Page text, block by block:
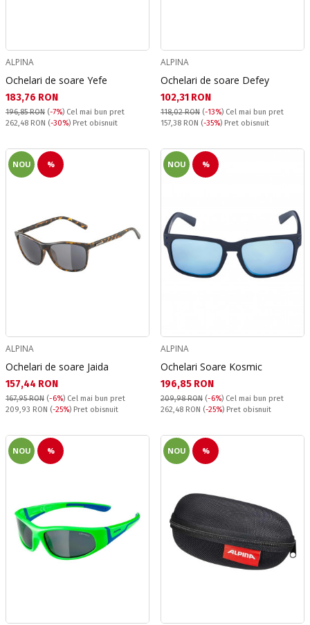
ALPINA
Ochelari de soare Yefe
Текуща цена:
183,76 RON
196,85 RON (-7%) Cel mai bun pret
Pret obisnuit:
262,48 RON (-30%) Pret obisnuit
ALPINA
Ochelari de soare Defey
Текуща цена:
102,31 RON
118,02 RON (-13%) Cel mai bun pret
Pret obisnuit:
157,38 RON (-35%) Pret obisnuit
NOU %
ALPINA
Ochelari de soare Jaida
Текуща цена:
157,44 RON
167,95 RON (-6%) Cel mai bun pret
Pret obisnuit:
209,93 RON (-25%) Pret obisnuit
NOU %
ALPINA
Ochelari Soare Kosmic
Текуща цена:
196,85 RON
209,98 RON (-6%) Cel mai bun pret
Pret obisnuit:
262,48 RON (-25%) Pret obisnuit
NOU % NOU %